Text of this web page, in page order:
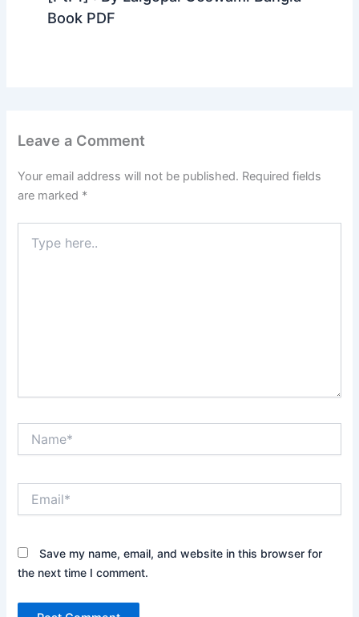
Book PDF
Leave a Comment
Your email address will not be published. Required fields
are marked *
here..
Save my name, email, and website in this browser for
the next time I comment.